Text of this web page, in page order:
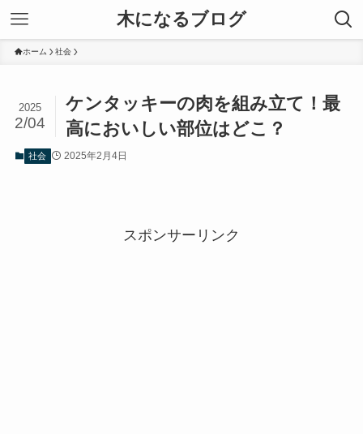
木になるブログ
ホーム 社会
ケンタッキーの肉を組み立て！最
高においしい部位はどこ？
2025
2/04
社会 2025年2月4日
スポンサーリンク